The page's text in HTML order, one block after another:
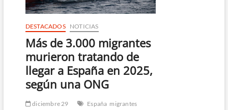
de
alta
velocidad
en
España
DESTACADOS NOTICIAS
Más de 3.000 migrantes
murieron tratando de
llegar a España en 2025,
según una ONG
diciembre 29 España migrantes